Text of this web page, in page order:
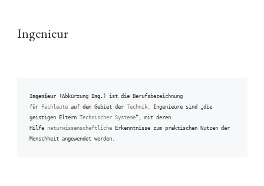
Ingenieur
Ingenieur (Abkürzung Ing. ) ist die Berufsbezeichnung
für
Fachleute auf dem Gebiet der Technik . Ingenieure sind „die
geistigen Eltern Technischer Systeme“, mit deren
Hilfe naturwissenschaftliche Erkenntnisse zum praktischen Nutzen der
Menschheit angewendet werden.